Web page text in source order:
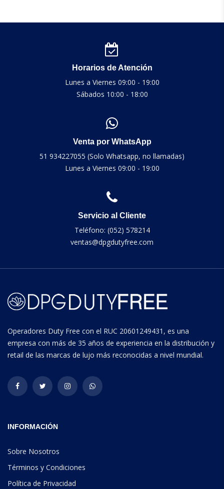
Horarios de Atención
Lunes a Viernes 09:00 - 19:00
Sábados 10:00 - 18:00
Venta por WhatsApp
51 934227055 (Solo Whatsapp, no llamadas)
Lunes a Viernes 09:00 - 19:00
Servicio al Cliente
Teléfono: (052) 578214
ventas@dpgdutyfree.com
Operadores Duty Free con el RUC 20601249431, es una
empresa con más de 35 años de experiencia en la distribución y
retail de las marcas de lujo más reconocidas a nivel mundial.
INFORMACIÓN
Sobre Nosotros
Términos y Condiciones
Política de Privacidad